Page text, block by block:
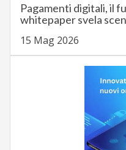
Pagamenti digitali, il
whitepaper svela
15 Mag 2026